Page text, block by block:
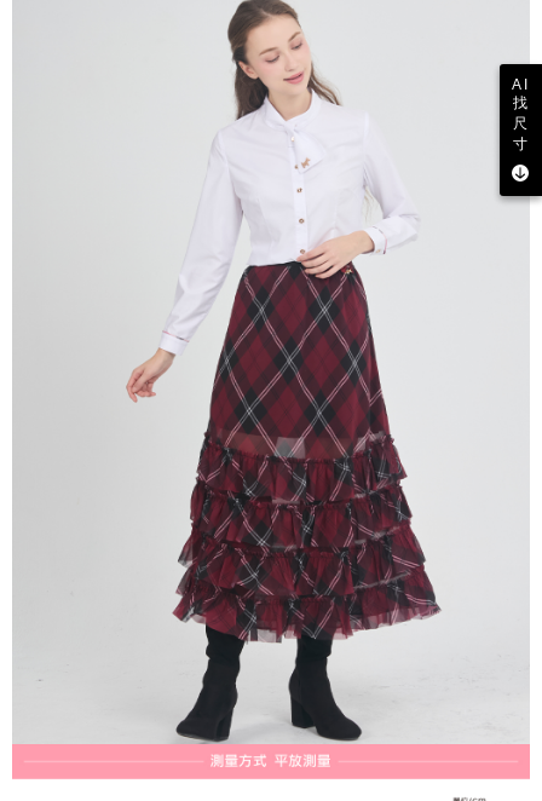
AI
找
尺
寸